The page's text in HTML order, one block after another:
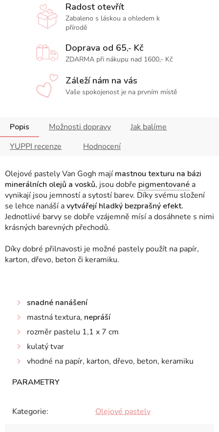
Radost otevřít
Zabaleno s láskou a ohledem k
přírodě
Doprava od 65,- Kč
ZDARMA při nákupu nad 1600,- Kč
Záleží nám na vás
Vaše spokojenost je na prvním místě
Popis Možnosti dopravy
Jak balíme
YUPPI recenze
Hodnocení
Olejové pastely Van Gogh mají mastnou texturu na bázi
minerálních olejů a vosků, jsou dobře pigmentované a
vynikají jsou jemností a sytostí barev. Díky svému složení
se lehce nanáší avytvářejí hladký bezprašný efekt.
Jednotlivé barvy se dobře vzájemně mísí a dosáhnete s nimi
krásných barevných přechodů.
Díky dobré přilnavosti je možné pastely použít na papír,
karton, dřevo, beton či keramiku.
snadné nanášení
mastná textura, nepráší
rozměr pastelu 1,1 x 7 cm
kulatý tvar
vhodné na papír, karton, dřevo, beton, keramiku
Kategorie: Olejové pastely